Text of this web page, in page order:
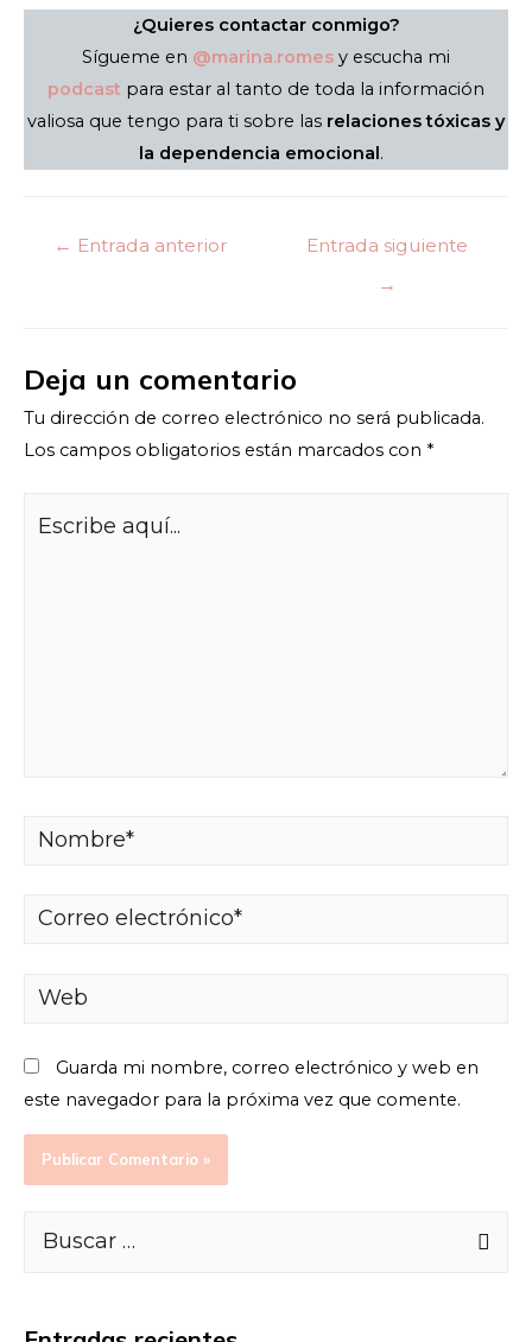
¿Quieres contactar conmigo?
Sígueme en @marina.romes y escucha mi
podcast para estar al tanto de toda la información
valiosa que tengo para ti sobre las relaciones tóxicas y
la dependencia emocional.
← Entrada anterior
Entrada siguiente
→
Deja un comentario
Tu dirección de correo electrónico no será publicada.
Los campos obligatorios están marcados con *
Guarda mi nombre, correo electrónico y web en
este navegador para la próxima vez que comente.